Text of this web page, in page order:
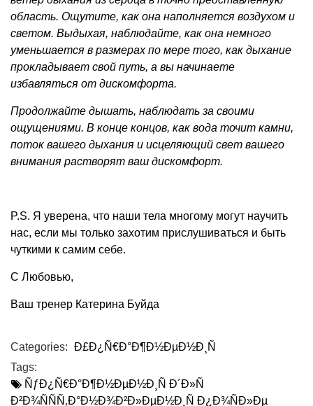
область. Ощутите, как она наполняется воздухом и
светом. Выдыхая, наблюдайте, как она немного
уменьшается в размерах по мере того, как дыхание
прокладывает свой путь, а вы начинаете
избавляться от дискомфорта.
Продолжайте дышать, наблюдать за своими
ощущениями. В конце концов, как вода точит камни,
поток вашего дыхания и исцеляющий свет вашего
внимания растворят ваш дискомфорт.
P.S. Я уверена, что наши тела многому могут научить
нас, если мы только захотим прислушиваться и быть
чуткими к самим себе.
С Любовью,
Ваш тренер Катерина Буйда
Categories: Ð£Ð¿Ñ€Ð°Ð¶Ð½ÐµÐ½Ð¸Ñ
Tags:
ÑƒÐ¿Ñ€Ð°Ð¶Ð½ÐµÐ½Ð¸Ñ Ð´Ð»Ñ
Ð²Ð¾ÑÑÑ‚Ð°Ð½Ð¾Ð²Ð»ÐµÐ½Ð¸Ñ Ð¿Ð¾ÑÐ»Ðµ